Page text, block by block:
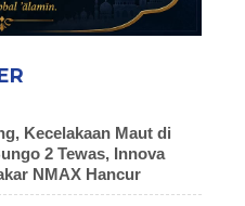
Kecelakaan Maut di
2 Tewas, Innova
NMAX Hancur